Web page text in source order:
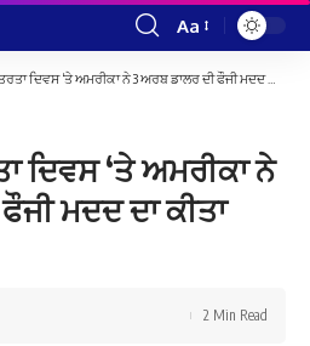
Font
Resizer
Aa
ਦਿਵਸ ‘ਤੇ ਅਮਰੀਕਾ ਨੇ 3 ਅਰਬ ਡਾਲਰ ਦੀ ਫੌਜੀ ਮਦਦ ਦਾ ਕੀਤਾ ਐਲਾਨ
ਦਿਵਸ ‘ਤੇ ਅਮਰੀਕਾ ਨੇ
ਮਦਦ ਦਾ ਕੀਤਾ
2 Min Read